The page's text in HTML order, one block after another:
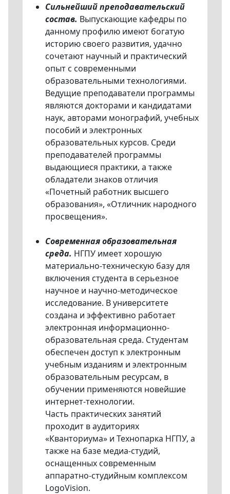
Сильнейший преподавательский
состав. Выпускающие кафедры по
данному профилю имеют богатую
историю своего развития, удачно
сочетают научный и практический
опыт с современными
образовательными технологиями.
Ведущие преподаватели программы
являются докторами и кандидатами
наук, авторами монографий, учебных
пособий и электронных
образовательных курсов. Среди
преподавателей программы
выдающиеся практики, а также
обладатели знаков отличия
«Почетный работник высшего
образования», «Отличник народного
просвещения».
Современная образовательная
среда. НГПУ имеет хорошую
материально-техническую базу для
включения студента в серьезное
научное и научно-методическое
исследование. В университете
создана и эффективно работает
электронная информационно-
образовательная среда. Студентам
обеспечен доступ к электронным
учебным изданиям и электронным
образовательным ресурсам, в
обучении применяются новейшие
интернет-технологии.
Часть практических занятий
проходит в аудиториях
«Кванториума» и Технопарка НГПУ, а
также на базе медиа-студий,
оснащенных современным
аппаратно-студийным комплексом
LogoVision.